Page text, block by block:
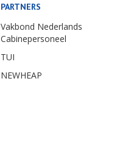
PARTNERS
Vakbond Nederlands
Cabinepersoneel
TUI
NEWHEAP